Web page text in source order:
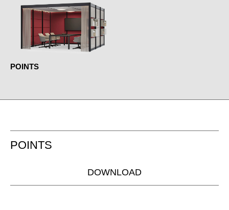
POINTS
POINTS
DOWNLOAD